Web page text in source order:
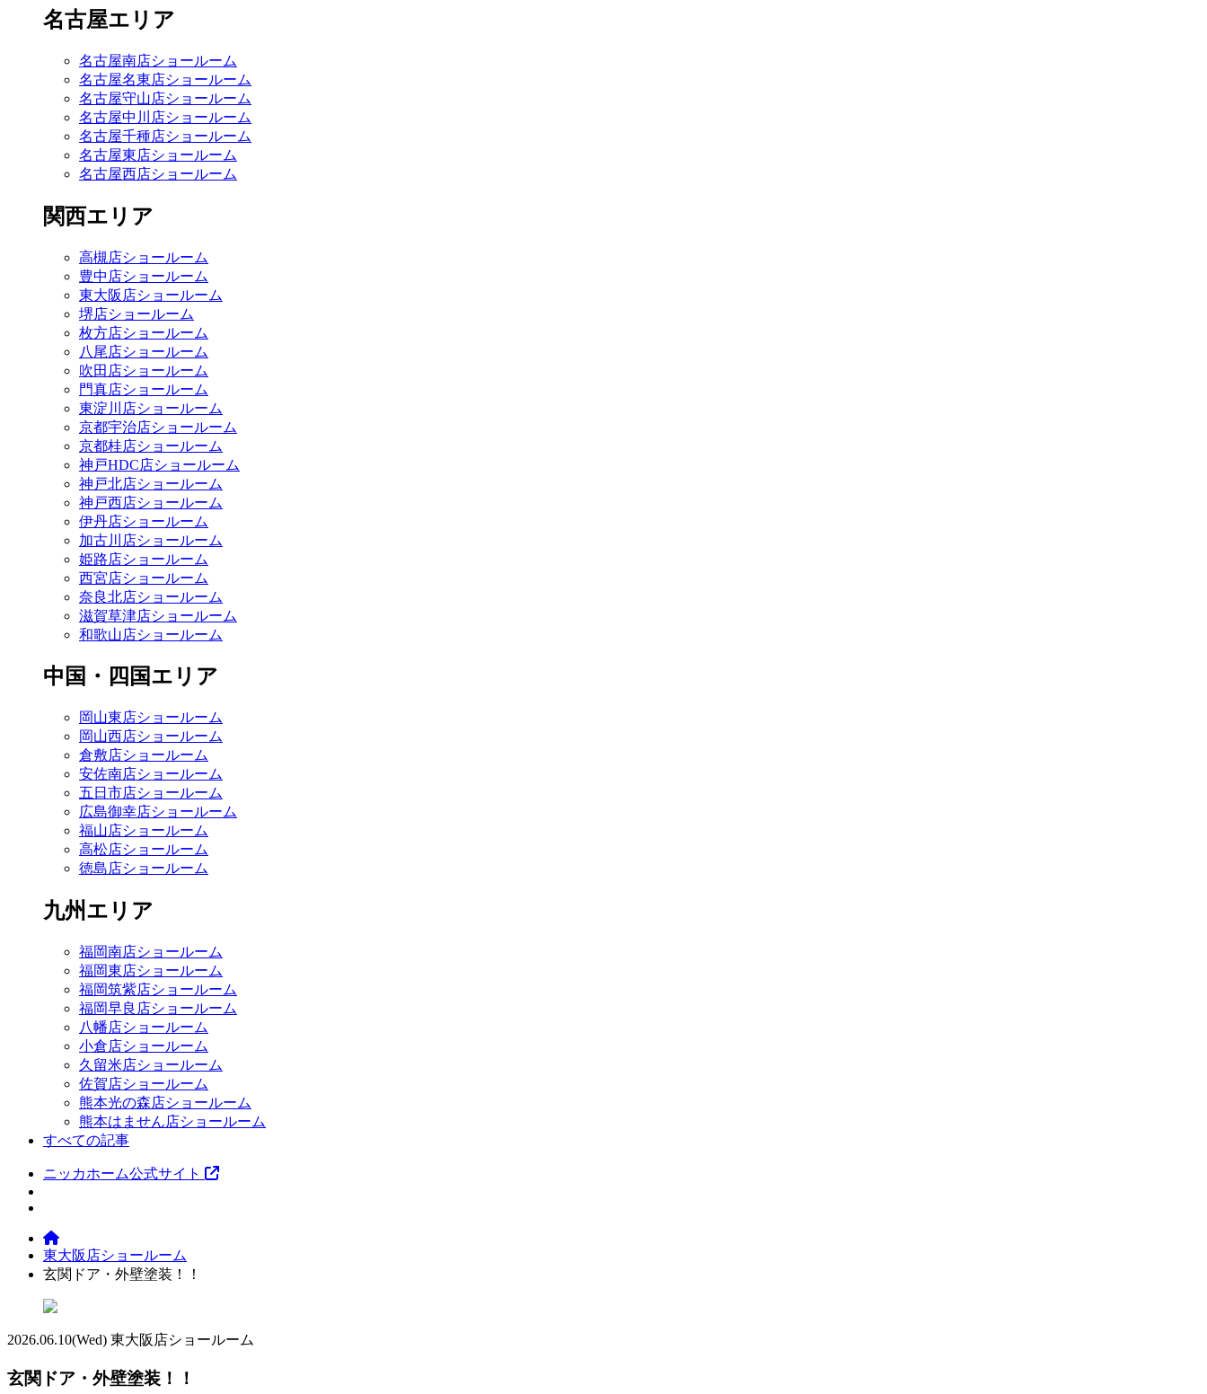
名古屋エリア
名古屋南店ショールーム
名古屋名東店ショールーム
名古屋守山店ショールーム
名古屋中川店ショールーム
名古屋千種店ショールーム
名古屋東店ショールーム
名古屋西店ショールーム
関西エリア
高槻店ショールーム
豊中店ショールーム
東大阪店ショールーム
堺店ショールーム
枚方店ショールーム
八尾店ショールーム
吹田店ショールーム
門真店ショールーム
東淀川店ショールーム
京都宇治店ショールーム
京都桂店ショールーム
神戸HDC店ショールーム
神戸北店ショールーム
神戸西店ショールーム
伊丹店ショールーム
加古川店ショールーム
姫路店ショールーム
西宮店ショールーム
奈良北店ショールーム
滋賀草津店ショールーム
和歌山店ショールーム
中国・四国エリア
岡山東店ショールーム
岡山西店ショールーム
倉敷店ショールーム
安佐南店ショールーム
五日市店ショールーム
広島御幸店ショールーム
福山店ショールーム
高松店ショールーム
徳島店ショールーム
九州エリア
福岡南店ショールーム
福岡東店ショールーム
福岡筑紫店ショールーム
福岡早良店ショールーム
八幡店ショールーム
小倉店ショールーム
久留米店ショールーム
佐賀店ショールーム
熊本光の森店ショールーム
熊本はません店ショールーム
すべての記事
ニッカホーム公式サイト
東大阪店ショールーム
玄関ドア・外壁塗装！！
2026.06.10(Wed) 東大阪店ショールーム
玄関ドア・外壁塗装！！